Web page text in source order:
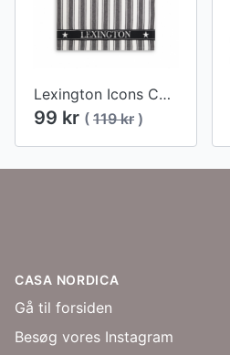
Lexington Icons Cotton Twill Waffle Striped Viskestykke, Black/White
99 kr ( 119 kr )
CASA NORDICA
Gå til forsiden
Besøg vores Instagram